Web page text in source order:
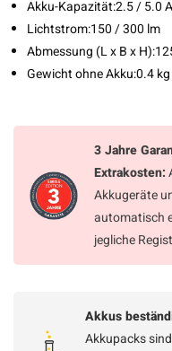
Akku-Kapazität:2.5 / 5.0
Lichtstrom:150 / 300 lm
Abmessung (L x B x H):
Gewicht ohne Akku:0.4 kg
3 Jahre
Extrakosten:
Akkugeräte
automatisch
jegliche
Akkus
Akkupacks